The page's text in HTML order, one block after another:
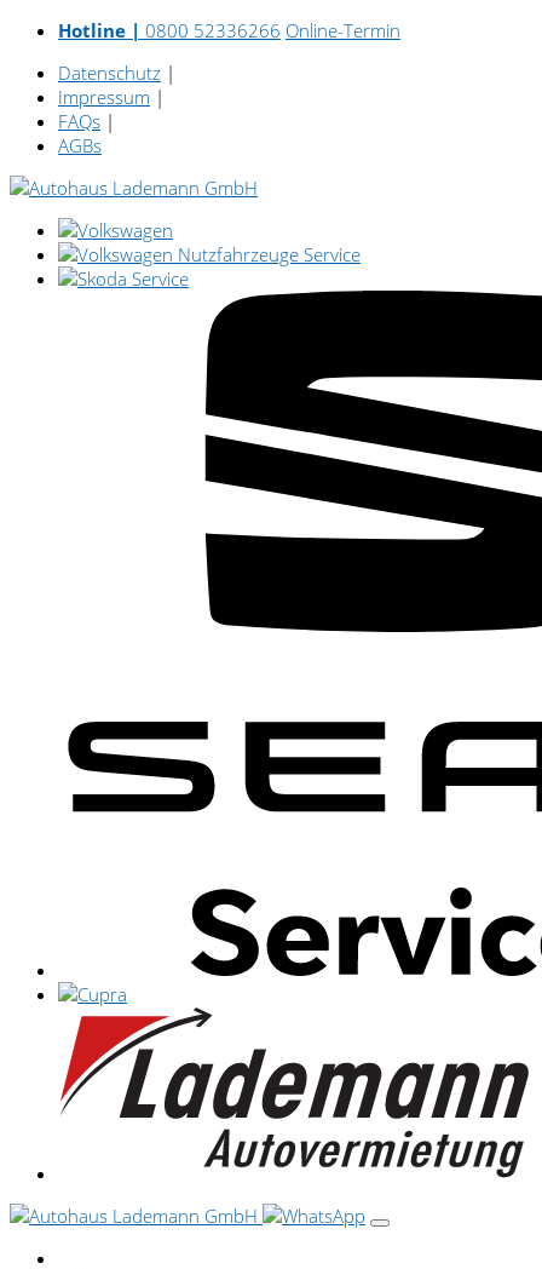
Hotline | 0800 52336266 Online-Termin
Datenschutz |
Impressum |
FAQs |
AGBs